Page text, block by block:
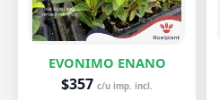
EVONIMO ENANO
$357 c/u imp. incl.